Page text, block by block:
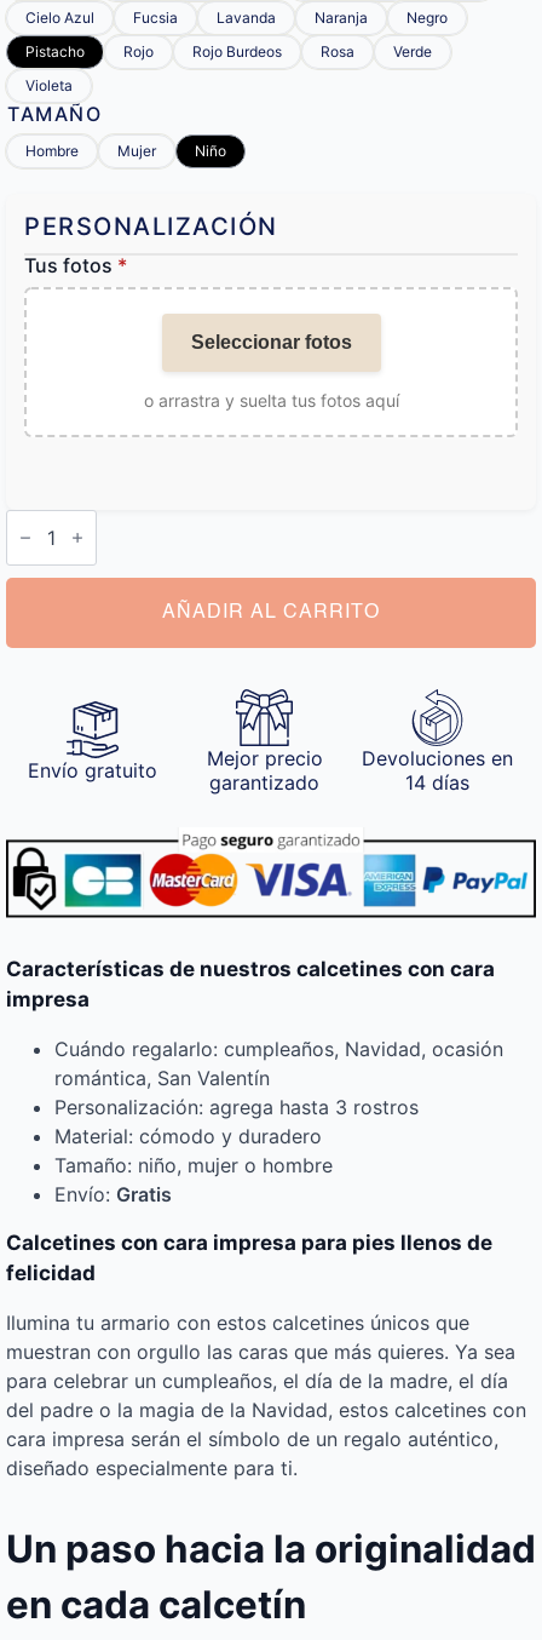
Cielo Azul
Fucsia Lavanda Naranja
Negro
Pistacho
Rojo Rojo Burdeos Rosa
Verde
Violeta
TAMAÑO
Hombre Mujer Niño
PERSONALIZACIÓN
Tus fotos *
Seleccionar fotos
o arrastra y suelta tus fotos aquí
Calcetines
con
Cara
Impresa
AÑADIR AL CARRITO
Envío gratuito
Mejor precio
garantizado
Devoluciones en
14 días
Características de nuestros calcetines con cara
impresa
Cuándo regalarlo: cumpleaños, Navidad, ocasión
romántica, San Valentín
Personalización: agrega hasta 3 rostros
Material: cómodo y duradero
Tamaño: niño, mujer o hombre
Envío: Gratis
Calcetines con cara impresa para pies llenos de
felicidad
Ilumina tu armario con estos calcetines únicos que
muestran con orgullo las caras que más quieres. Ya sea
para celebrar un cumpleaños, el día de la madre, el día
del padre o la magia de la Navidad, estos calcetines con
cara impresa serán el símbolo de un regalo auténtico,
diseñado especialmente para ti.
Un paso hacia la originalidad
en cada calcetín